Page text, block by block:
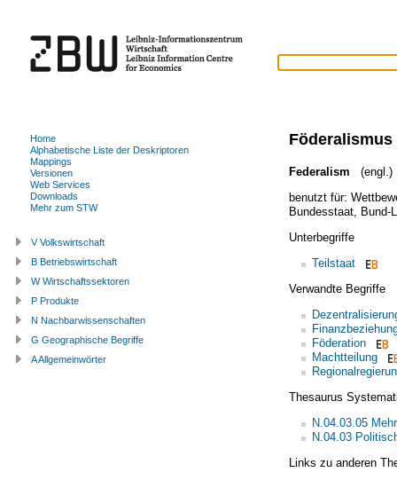
Föderalismus
Federalism
(engl.)
benutzt für:
Bundesstaat, Bund-
Unterbegriffe
Teilstaat
Verwandte Begriffe
Föderation
Machtteilung
Thesaurus
N.04.03.05
N.04.03
Links zu anderen
Home
Alphabetische Liste der Deskriptoren
Mappings
Versionen
Web Services
Downloads
Mehr zum STW
V Volkswirtschaft
B Betriebswirtschaft
W Wirtschaftssektoren
P Produkte
N Nachbarwissenschaften
G Geographische Begriffe
A Allgemeinwörter